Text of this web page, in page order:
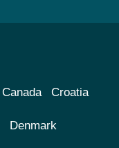
Canada Croatia
Denmark